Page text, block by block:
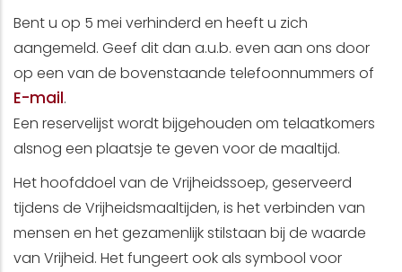
Bent u op 5 mei verhinderd en heeft u zich
aangemeld. Geef dit dan a.u.b. even aan ons door
op een van de bovenstaande telefoonnummers of
E-mail.
Een reservelijst wordt bijgehouden om telaatkomers
alsnog een plaatsje te geven voor de maaltijd.
Het hoofddoel van de Vrijheidssoep, geserveerd
tijdens de Vrijheidsmaaltijden, is het verbinden van
mensen en het gezamenlijk stilstaan bij de waarde
van Vrijheid. Het fungeert ook als symbool voor